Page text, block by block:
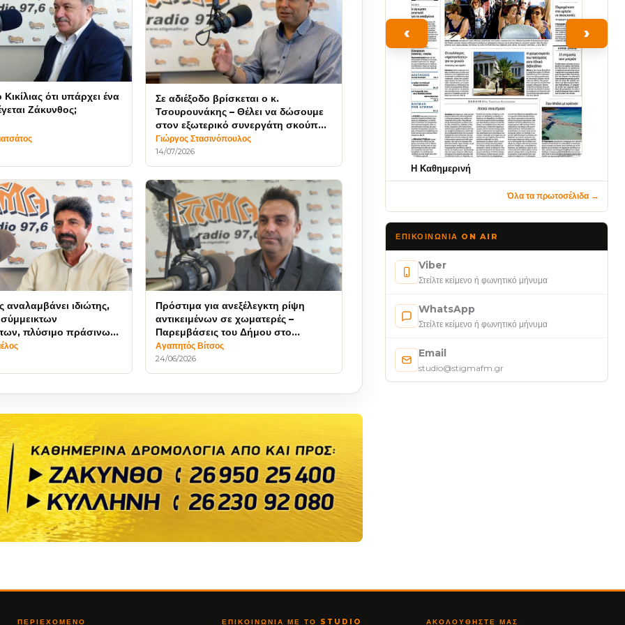
ότι υπάρχει ένα
Ζάκυνθος;
Σε αδιέξοδο βρίσκεται ο κ.
Τσουρουνάκης – Θέλει να δώσουμε
στον εξωτερικό συνεργάτη σκούπα
και φαράσι;
Γιώργος Στασινόπουλος
14/07/2026
αναλαμβάνει ιδιώτης,
πλύσιμο πράσινων
Πρόστιμα για ανεξέλεγκτη ρίψη
αντικειμένων σε χωματερές –
Παρεμβάσεις του Δήμου στο
πλάτωμα του Ναυαγίου
Αγαπητός Βίτσος
24/06/2026
‹
Η Καθημερινή
›
Όλα τα πρωτοσέλιδα →
ΕΠΙΚΟΙΝΩΝΊΑ ON AIR
Viber
Στείλτε κείμενο ή φωνητικό μήνυμα
WhatsApp
Στείλτε κείμενο ή φωνητικό μήνυμα
Email
studio@stigmafm.gr
ΠΕΡΙΕΧΌΜΕΝΟ ΕΠΙΚΟΙΝΩΝΊΑ ΜΕ ΤΟ STUDIO ΑΚΟΛΟΥΘΉΣΤΕ ΜΑΣ